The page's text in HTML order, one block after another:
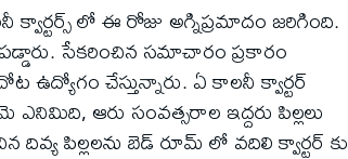
క్వార్టర్స్ లో ఈ రోజు అగ్నిప్రమాదం జరిగింది.
సేకరించిన సమాచారం ప్రకారం
ఉద్యోగం చేస్తున్నారు. ఏ కాలనీ క్వార్టర్
ఆరు సంవత్సరాల ఇద్దరు పిల్లలు
పిల్లలను బెడ్ రూమ్ లో వదిలి క్వార్టర్ కు